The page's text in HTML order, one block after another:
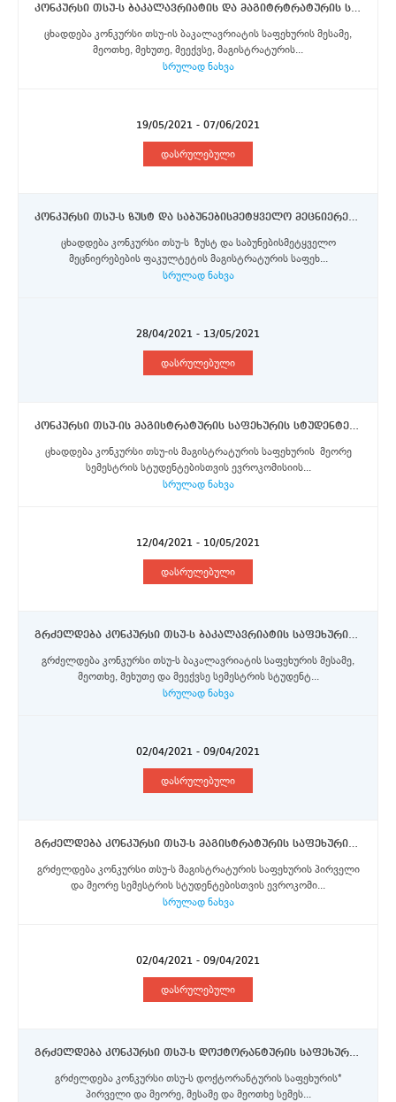
კონკურსი თსუ-ს ბაკალავრიატის და მაგიტრტრატურის საფეხურის სტუდენტებისთვის ბარსელონას ავტონომიურ უნივერსიტეტში ევროკომისიის მიერ დაფინანსებული ერაზმუს+ პროგრამის სტიპენდიების მოსაპოვებლად
ცხადდება კონკურსი თსუ-ის ბაკალავრიატის საფეხურის მესამე,
მეოთხე, მეხუთე, მეექვსე, მაგისტრატურის...
სრულად ნახვა
19/05/2021 - 07/06/2021
დასრულებული
კონკურსი თსუ-ს ზუსტ და საბუნებისმეტყველო მეცნიერებების ფაკულტეტის მაგისტრატურის საფეხურის სტუდენტებისთვის ევროკომისიის მიერ დაფინანსებული სტიპენდიების მოსაპოვებლად პარიზ-საკლის უნივერსიტეტში
ცხადდება კონკურსი თსუ-ს ზუსტ და საბუნებისმეტყველო
მეცნიერებების ფაკულტეტის მაგისტრატურის საფეხ...
სრულად ნახვა
28/04/2021 - 13/05/2021
დასრულებული
კონკურსი თსუ-ის მაგისტრატურის საფეხურის სტუდენტებისთვის ლუმიერის უნივერსიტეტ ლიონ 2 - ში ევროკომისიის მიერ დაფინანსებული ერაზმუს+ პროგრამის სტიპენდიების მოსაპოვებლად
ცხადდება კონკურსი თსუ-ის მაგისტრატურის საფეხურის მეორე
სემესტრის სტუდენტებისთვის ევროკომისიის...
სრულად ნახვა
12/04/2021 - 10/05/2021
დასრულებული
გრძელდება კონკურსი თსუ-ს ბაკალავრიატის საფეხურის სტუდენტებისთვის ევროკომისიის მიერ დაფინანსებული ერაზმუს+ პროგრამის სტიპენდიების მოსაპოვებლად
გრძელდება კონკურსი თსუ-ს ბაკალავრიატის საფეხურის მესამე,
მეოთხე, მეხუთე და მეექვსე სემესტრის სტუდენტ...
სრულად ნახვა
02/04/2021 - 09/04/2021
დასრულებული
გრძელდება კონკურსი თსუ-ს მაგისტრატურის საფეხურის სტუდენტებისთვის ევროკომისიის მიერ დაფინანსებული ერაზმუს+ პროგრამის სტიპენდიების მოსაპოვებლად
გრძელდება კონკურსი თსუ-ს მაგისტრატურის საფეხურის პირველი
და მეორე სემესტრის სტუდენტებისთვის ევროკომი...
სრულად ნახვა
02/04/2021 - 09/04/2021
დასრულებული
გრძელდება კონკურსი თსუ-ს დოქტორანტურის საფეხურის სტუდენტებისთვის ევროკომისიის მიერ დაფინანსებული ერაზმუს+ პროგრამის სტიპენდიების მოსაპოვებლად
გრძელდება კონკურსი თსუ-ს დოქტორანტურის საფეხურის*
პირველი და მეორე, მესამე და მეოთხე სემეს...